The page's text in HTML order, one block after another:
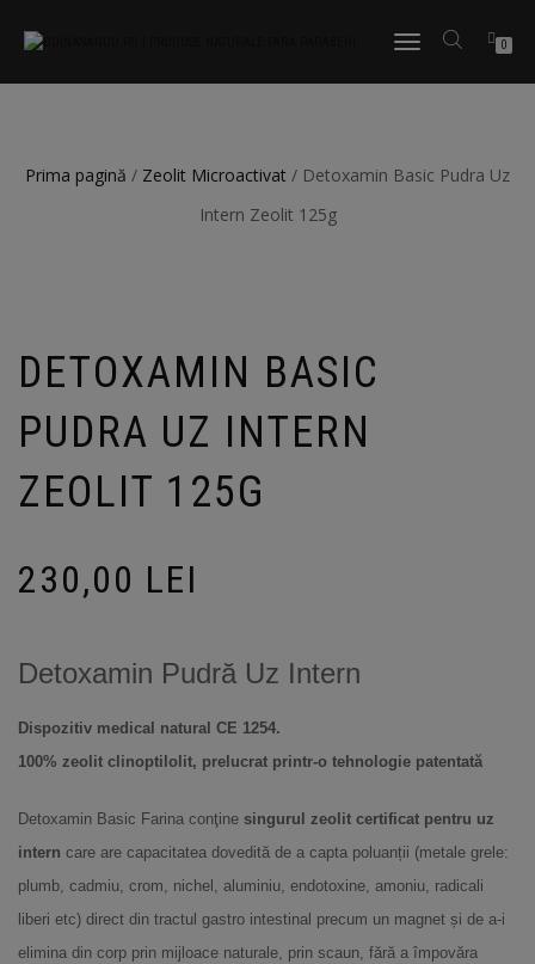
TOGGLE
0
Prima pagină / Zeolit Microactivat / Detoxamin Basic Pudra Uz
Intern Zeolit 125g
DETOXAMIN BASIC
PUDRA UZ INTERN
ZEOLIT 125G
230,00 LEI
Detoxamin Pudră Uz Intern
Dispozitiv medical natural CE 1254.
100% zeolit clinoptilolit, prelucrat printr-o tehnologie patentată
Detoxamin Basic Farina conţine singurul zeolit certificat pentru uz
intern care are capacitatea dovedită de a capta poluanții (metale grele:
plumb, cadmiu, crom, nichel, aluminiu, endotoxine, amoniu, radicali
liberi etc) direct din tractul gastro intestinal precum un magnet și de a-i
elimina din corp prin mijloace naturale, prin scaun, fără a împovăra